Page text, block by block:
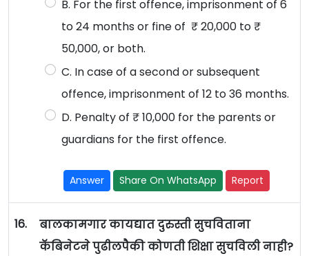
B. For the first offence, imprisonment of 6
to 24 months or fine of ₹ 20,000 to ₹
50,000, or both.
C. In case of a second or subsequent
offence, imprisonment of 12 to 36 months.
D. Penalty of ₹ 10,000 for the parents or
guardians for the first offence.
Answer Share On WhatsApp Report
16.
बालकामगार कायद्यात दुरुस्ती सुचविताना
कॅबिनेटने पुढीलपैकी कोणती शिक्षा सुचविली नाही?